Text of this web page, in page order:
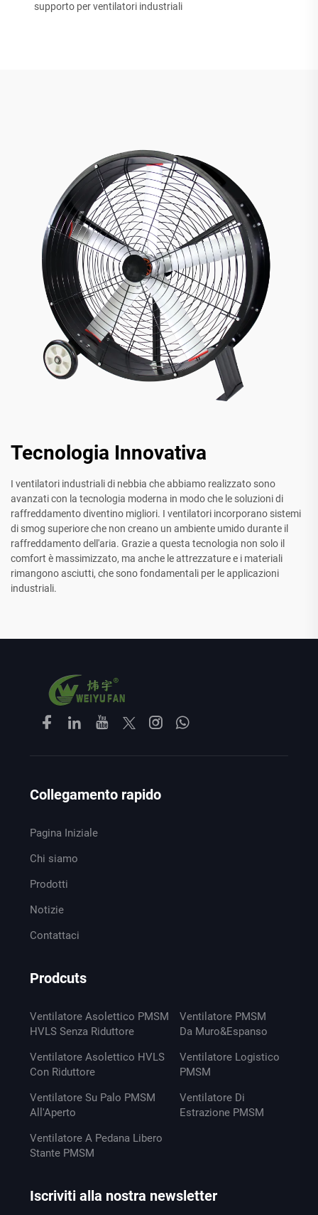
supporto per ventilatori industriali
Tecnologia Innovativa
I ventilatori industriali di nebbia che abbiamo realizzato sono
avanzati con la tecnologia moderna in modo che le soluzioni di
raffreddamento diventino migliori. I ventilatori incorporano sistemi
di smog superiore che non creano un ambiente umido durante il
raffreddamento dell'aria. Grazie a questa tecnologia non solo il
comfort è massimizzato, ma anche le attrezzature e i materiali
rimangono asciutti, che sono fondamentali per le applicazioni
industriali.
Collegamento rapido
Pagina Iniziale
Chi siamo
Prodotti
Notizie
Contattaci
Prodcuts
Ventilatore Asolettico PMSM
HVLS Senza Riduttore
Ventilatore Asolettico HVLS
Con Riduttore
Ventilatore Su Palo PMSM
All'Aperto
Ventilatore A Pedana Libero
Stante PMSM
Ventilatore PMSM
Da Muro&Espanso
Ventilatore Logistico
PMSM
Ventilatore Di
Estrazione PMSM
Iscriviti alla nostra newsletter